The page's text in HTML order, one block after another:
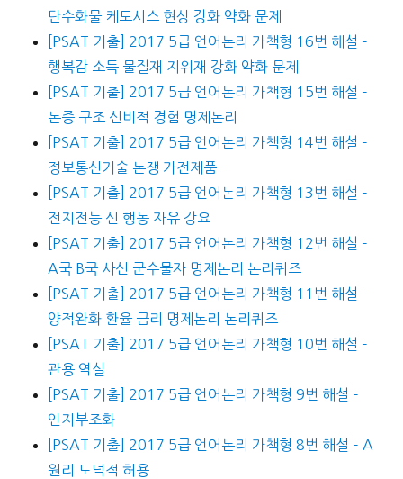
탄수화물 케토시스 현상 강화 약화 문제
[PSAT 기출] 2017 5급 언어논리 가책형 16번 해설 –
행복감 소득 물질재 지위재 강화 약화 문제
[PSAT 기출] 2017 5급 언어논리 가책형 15번 해설 –
논증 구조 신비적 경험 명제논리
[PSAT 기출] 2017 5급 언어논리 가책형 14번 해설 –
정보통신기술 논쟁 가전제품
[PSAT 기출] 2017 5급 언어논리 가책형 13번 해설 –
전지전능 신 행동 자유 강요
[PSAT 기출] 2017 5급 언어논리 가책형 12번 해설 –
A국 B국 사신 군수물자 명제논리 논리퀴즈
[PSAT 기출] 2017 5급 언어논리 가책형 11번 해설 –
양적완화 환율 금리 명제논리 논리퀴즈
[PSAT 기출] 2017 5급 언어논리 가책형 10번 해설 –
관용 역설
[PSAT 기출] 2017 5급 언어논리 가책형 9번 해설 –
인지부조화
[PSAT 기출] 2017 5급 언어논리 가책형 8번 해설 – A
원리 도덕적 허용